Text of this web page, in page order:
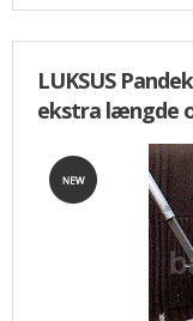
LUKSUS
ekstra længde